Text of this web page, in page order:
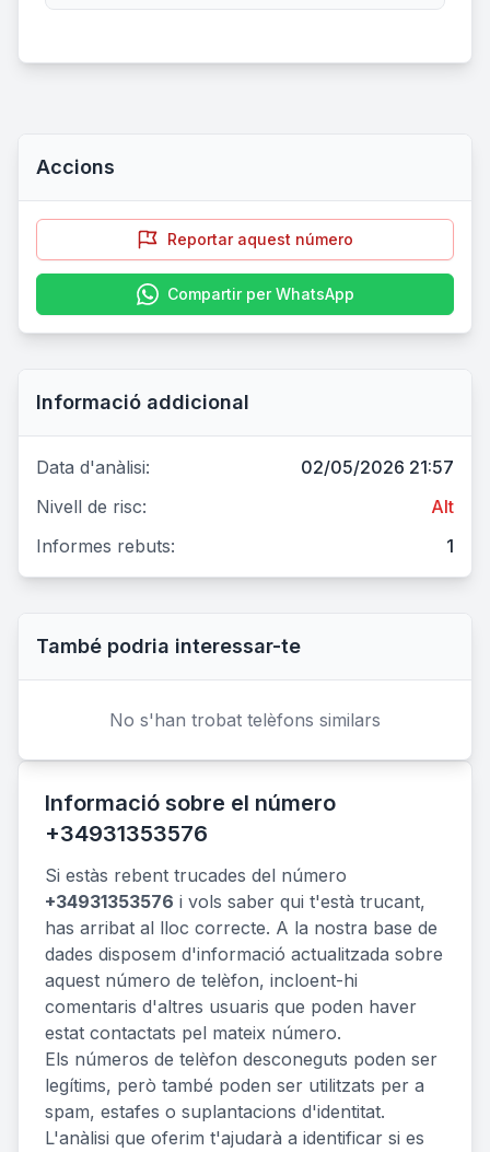
Accions
Reportar aquest número
Compartir per WhatsApp
Informació addicional
Data d'anàlisi:
02/05/2026 21:57
Nivell de risc:
Alt
Informes rebuts:
1
També podria interessar-te
No s'han trobat telèfons similars
Informació sobre el número
+34931353576
Si estàs rebent trucades del número
+34931353576 i vols saber qui t'està trucant,
has arribat al lloc correcte. A la nostra base de
dades disposem d'informació actualitzada sobre
aquest número de telèfon, incloent-hi
comentaris d'altres usuaris que poden haver
estat contactats pel mateix número.
Els números de telèfon desconeguts poden ser
legítims, però també poden ser utilitzats per a
spam, estafes o suplantacions d'identitat.
L'anàlisi que oferim t'ajudarà a identificar si es